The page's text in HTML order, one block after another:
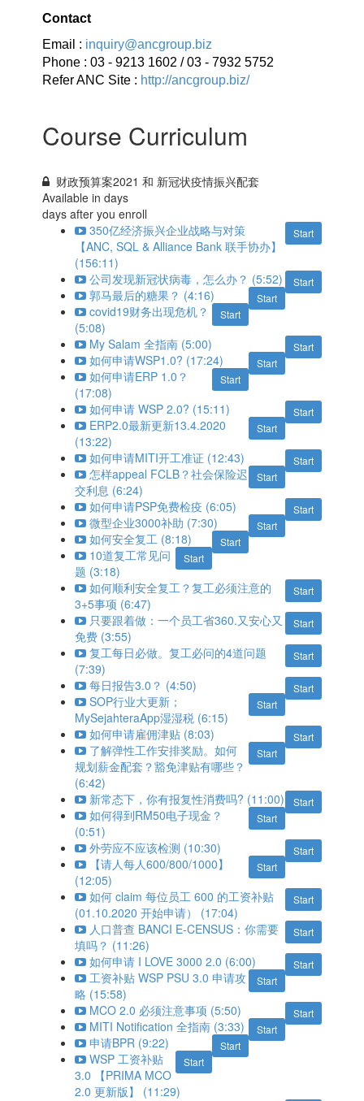
Contact
Email : inquiry@ancgroup.biz
Phone : 03 - 9213 1602 / 03 - 7932 5752
Refer ANC Site : http://ancgroup.biz/
Course Curriculum
财政预算案2021 和 新冠状疫情振兴配套
Available indays
days after you enroll
Start
350亿经济振兴企业战略与对策
【ANC, SQL & Alliance Bank 联手协办】
(156:11)
Start
公司发现新冠状病毒，怎么办？ (5:52)
Start
郭马最后的糖果？ (4:16)
Start
covid19财务出现危机？
(5:08)
Start
My Salam 全指南 (5:00)
Start
如何申请WSP1.0? (17:24)
Start
如何申请ERP 1.0？
(17:08)
Start
如何申请 WSP 2.0? (15:11)
Start
ERP2.0最新更新13.4.2020
(13:22)
Start
如何申请MITI开工准证 (12:43)
Start
怎样appeal FCLB？社会保险迟
交利息 (6:24)
Start
如何申请PSP免费检疫 (6:05)
Start
微型企业3000补助 (7:30)
Start
如何安全复工 (8:18)
Start
10道复工常见问
题 (3:18)
Start
如何顺利安全复工？复工必须注意的
3+5事项 (6:47)
Start
只要跟着做：一个员工省360.又安心又
免费 (3:55)
Start
复工每日必做。复工必问的4道问题
(7:39)
Start
每日报告3.0？ (4:50)
Start
SOP行业大更新；
MySejahteraApp湿湿税 (6:15)
Start
如何申请雇佣津贴 (8:03)
Start
了解弹性工作安排奖励。如何
规划薪金配套？豁免津贴有哪些？
(6:42)
Start
新常态下，你有报复性消费吗? (11:00)
Start
如何得到RM50电子现金？
(0:51)
Start
外劳应不应该检测 (10:30)
Start
【请人每人600/800/1000】
(12:05)
Start
如何 claim 每位员工 600 的工资补贴
(01.10.2020 开始申请） (17:04)
Start
人口普查 BANCI E-CENSUS：你需要
填吗？ (11:26)
Start
如何申请 I LOVE 3000 2.0 (6:00)
Start
工资补贴 WSP PSU 3.0 申请攻
略 (15:58)
Start
MCO 2.0 必须注意事项 (5:50)
Start
MITI Notification 全指南 (3:33)
Start
申请BPR (9:22)
Start
WSP 工资补贴
3.0 【PRIMA MCO
2.0 更新版】 (11:29)